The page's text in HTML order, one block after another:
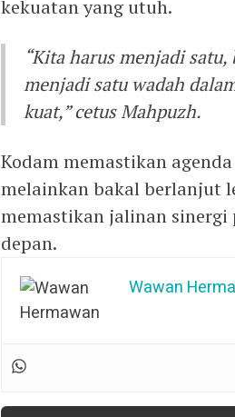
kekuatan yang utuh.
“Kita harus menjadi
menjadi satu wadah
kuat,” cetus Mahpuzh.
Kodam memastikan
melainkan bakal berlanjut
memastikan jalinan sinergi
depan.
Wawan